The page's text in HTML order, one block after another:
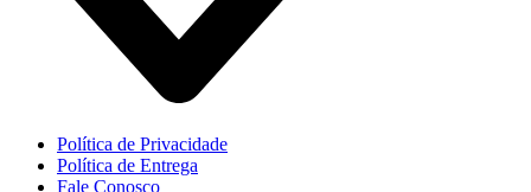
Política de Privacidade
Política de Entrega
Fale Conosco